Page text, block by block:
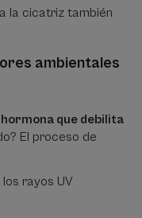
la cicatriz también
ambientales
que debilita
El proceso de
rayos UV